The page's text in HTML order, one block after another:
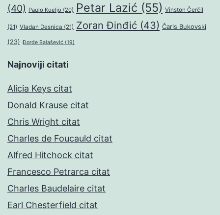
(40) Paulo Koeljo (20) Petar Lazić (55) Vinston Čerčil
(21) Vladan Desnica (21) Zoran Đinđić (43) Čarls Bukovski
(23) Đorđe Balašević (19)
Najnoviji citati
Alicia Keys citat
Donald Krause citat
Chris Wright citat
Charles de Foucauld citat
Alfred Hitchock citat
Francesco Petrarca citat
Charles Baudelaire citat
Earl Chesterfield citat